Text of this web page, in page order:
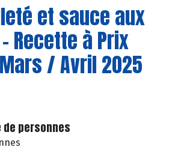
et sauce aux
Recette à Prix
/ Avril 2025
de personnes